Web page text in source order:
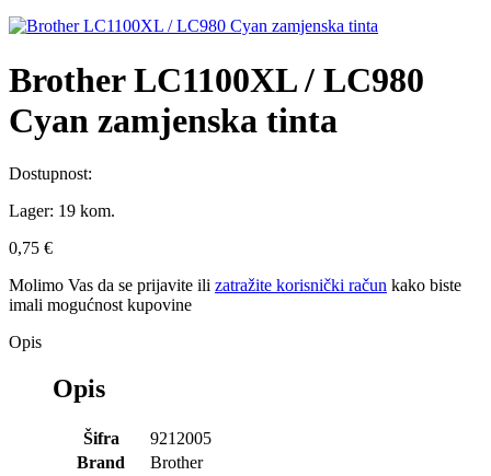
Brother LC1100XL / LC980
Cyan zamjenska tinta
Dostupnost:
Lager: 19 kom.
0,75 €
Molimo Vas da se prijavite ili zatražite korisnički račun kako biste
imali mogućnost kupovine
Opis
Opis
Šifra
9212005
Brand
Brother